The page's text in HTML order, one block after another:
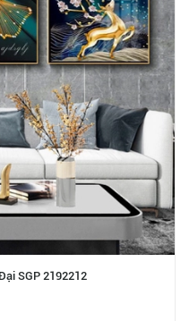
SGP 2192212